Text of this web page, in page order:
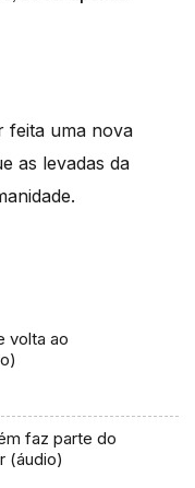
feita uma nova
as levadas da
volta ao
faz parte do
(áudio)